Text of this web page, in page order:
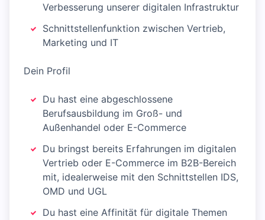
Verbesserung unserer digitalen Infrastruktur
Schnittstellenfunktion zwischen Vertrieb,
Marketing und IT
Dein Profil
Du hast eine abgeschlossene
Berufsausbildung im Groß- und
Außenhandel oder E-Commerce
Du bringst bereits Erfahrungen im digitalen
Vertrieb oder E-Commerce im B2B-Bereich
mit, idealerweise mit den Schnittstellen IDS,
OMD und UGL
Du hast eine Affinität für digitale Themen